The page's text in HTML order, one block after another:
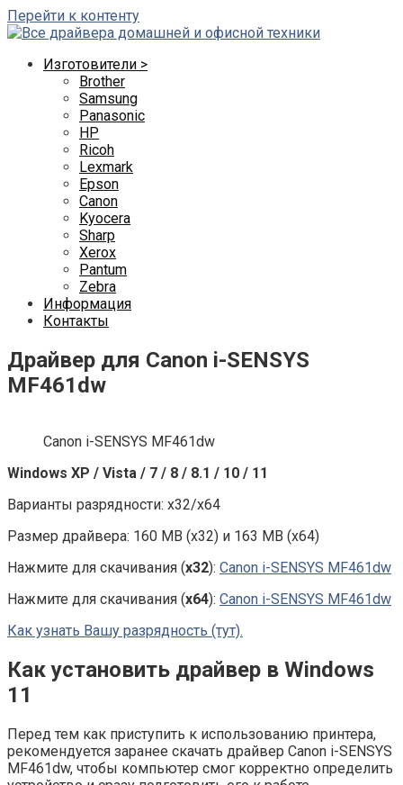
Перейти к контенту
Изготовители >
Brother
Samsung
Panasonic
HP
Ricoh
Lexmark
Epson
Canon
Kyocera
Sharp
Xerox
Pantum
Zebra
Информация
Контакты
Драйвер для Canon i-SENSYS
MF461dw
Canon i-SENSYS MF461dw
Windows XP / Vista / 7 / 8 / 8.1 / 10 / 11
Варианты разрядности: x32/x64
Размер драйвера: 160 MB (x32) и 163 MB (x64)
Нажмите для скачивания (x32): Canon i-SENSYS MF461dw
Нажмите для скачивания (x64): Canon i-SENSYS MF461dw
Как узнать Вашу разрядность (тут).
Как установить драйвер в Windows
11
Перед тем как приступить к использованию принтера,
рекомендуется заранее скачать драйвер Canon i-SENSYS
MF461dw, чтобы компьютер смог корректно определить